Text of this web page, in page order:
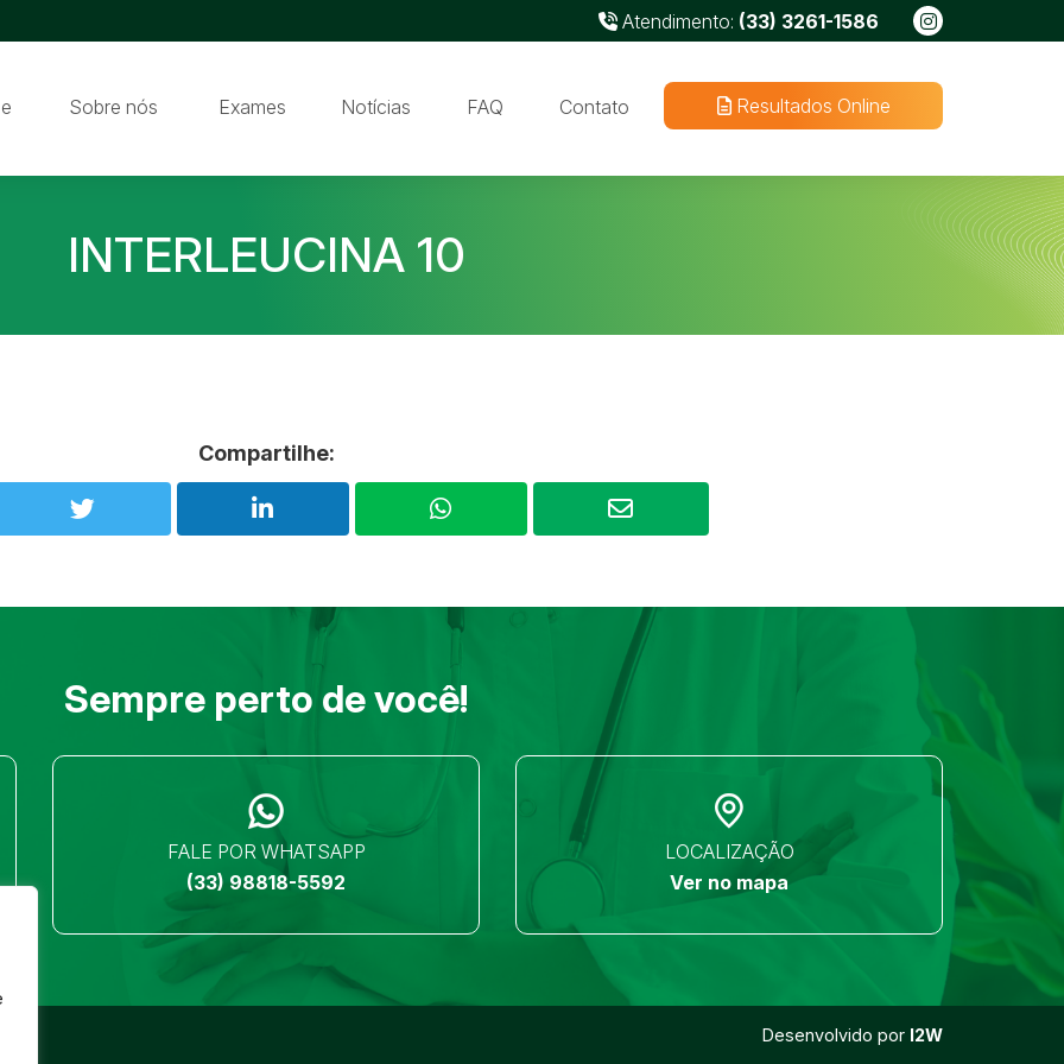
Atendimento: (33) 3261-1586
Sobre nós Exames Notícias FAQ Contato Resultados Online
INTERLEUCINA 10
Compartilhe:
Sempre perto de você!
FALE POR WHATSAPP
(33) 98818-5592
LOCALIZAÇÃO
Ver no mapa
Desenvolvido por I2W